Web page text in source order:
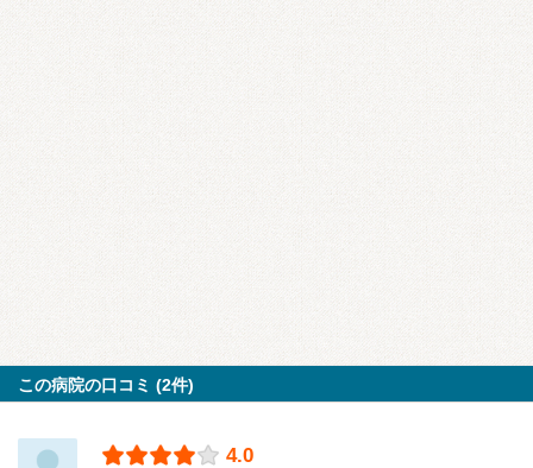
この病院の口コミ (2件)
4.0